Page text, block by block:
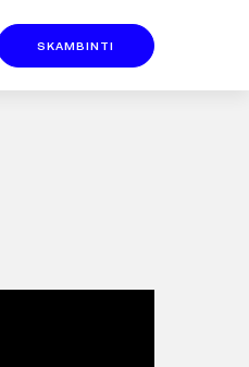
SKAMBINTI